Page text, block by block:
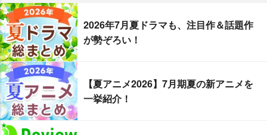
2026年7月夏ドラマも、注目作＆話題作
が勢ぞろい！
【夏アニメ2026】7月期夏の新アニメを
一挙紹介！